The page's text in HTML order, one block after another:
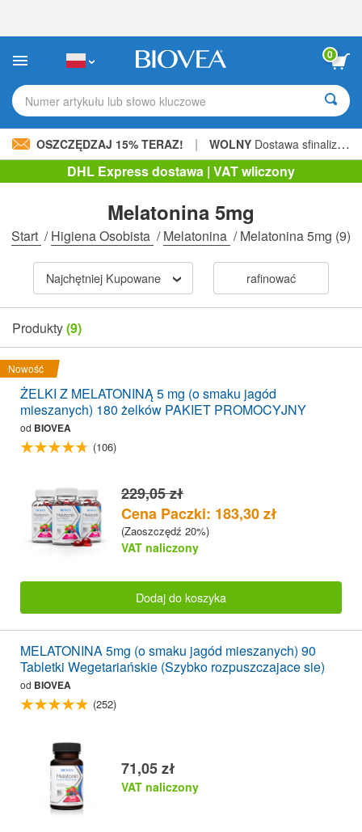
strona
internetowa
zawiera
ułatwień
dostępu.
0
Numer artykułu lub słowo kluczowe
OSZCZĘDZAJ 15% TERAZ! | WOLNY Dostawa sfinalizowana 206,00 zł »
DHL Express dostawa | VAT wliczony
Melatonina 5mg
Start /Higiena Osobista /Melatonina /Melatonina 5mg (9)
Najchętniej Kupowane rafinować
Produkty(9)
Nowość
ŻELKI Z MELATONINĄ 5 mg (o smaku jagód
mieszanych) 180 żelków PAKIET PROMOCYJNY
od BIOVEA
(106)
229,05 zł
Cena Paczki: 183,30 zł
(Zaoszczędź 20%)
VAT naliczony
Dodaj do koszyka
MELATONINA 5mg (o smaku jagód mieszanych) 90
Tabletki Wegetariańskie (Szybko rozpuszczajace sie)
od BIOVEA
(252)
71,05 zł
VAT naliczony